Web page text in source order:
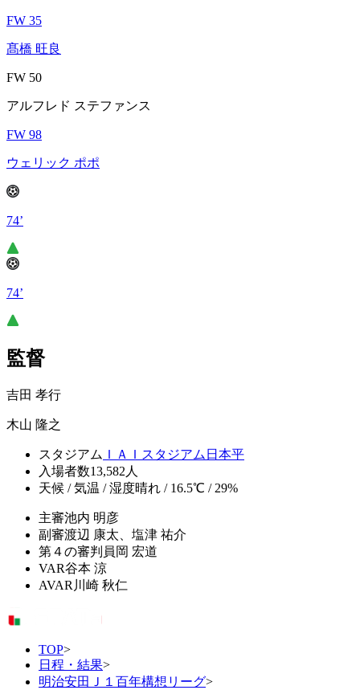
FW 35
髙橋 旺良
FW 50
アルフレド ステファンス
FW 98
ウェリック ポポ
74’
74’
監督
吉田 孝行
木山 隆之
スタジアム ＩＡＩスタジアム日本平
入場者数13,582人
天候 / 気温 / 湿度晴れ / 16.5℃ / 29%
主審池内 明彦
副審渡辺 康太、塩津 祐介
第４の審判員 岡 宏道
VAR谷本 涼
AVAR 川崎 秋仁
TOP>
日程・結果>
明治安田Ｊ１百年構想リーグ>